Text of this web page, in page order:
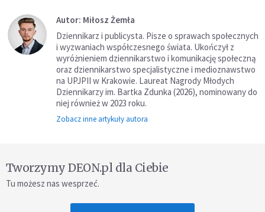
Autor: Miłosz Żemła
Dziennikarz i publicysta. Pisze o sprawach społecznych
i wyzwaniach współczesnego świata. Ukończył z
wyróżnieniem dziennikarstwo i komunikację społeczną
oraz dziennikarstwo specjalistyczne i medioznawstwo
na UPJPII w Krakowie. Laureat Nagrody Młodych
Dziennikarzy im. Bartka Zdunka (2026), nominowany do
niej również w 2023 roku.
Zobacz inne artykuły autora
Tworzymy DEON.pl dla Ciebie
Tu możesz nas wesprzeć.